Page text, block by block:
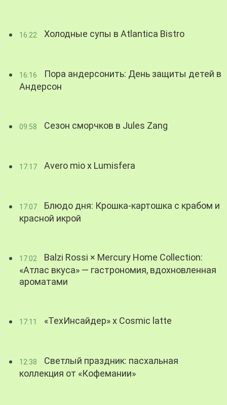
16:22 Холодные супы в Atlantica Bistro
16:16
Пора андерсонить: День защиты детей в
Андерсон
09:58 Сезон сморчков в Jules Zang
17:17 Avero mio x Lumisfera
17:07
Блюдо дня: Крошка-картошка с крабом и
красной икрой
17:02
Balzi Rossi × Mercury Home Collection:
«Атлас вкуса» — гастрономия, вдохновленная
ароматами
17:11 «ТехИнсайдер» х Cosmic latte
12:38
Светлый праздник: пасхальная
коллекция от «Кофемании»